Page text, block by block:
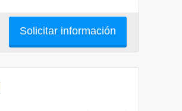
Solicitar información